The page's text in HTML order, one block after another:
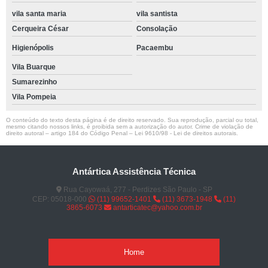
vila santa maria
vila santista
Cerqueira César
Consolação
Higienópolis Pacaembu
Vila Buarque
Sumarezinho
Vila Pompeia
O conteúdo do texto desta página é de direito reservado. Sua reprodução, parcial ou total,
mesmo citando nossos links, é proibida sem a autorização do autor. Crime de violação de
direito autoral – artigo 184 do Código Penal – Lei 9610/98 - Lei de direitos autorais
Antártica Assistência Técnica
Rua Cayowaá, 277 - Perdizes São Paulo - SP
CEP: 05018-000
(11) 99652-1401 (11) 3673-1948
(11)
3865-6073
antarticatec@yahoo.com.br
Home